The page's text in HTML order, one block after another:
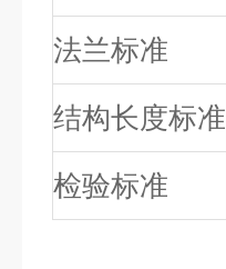
法兰标准
结构长度标准
检验标准